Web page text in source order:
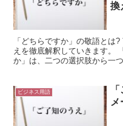
換
「どちらですか」の敬語とは
えを徹底解釈していきます。
か」は、二つの選択肢から一
ビジネス用語